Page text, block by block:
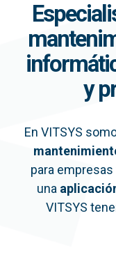
y
En VITSYS
para
una
VITSYS